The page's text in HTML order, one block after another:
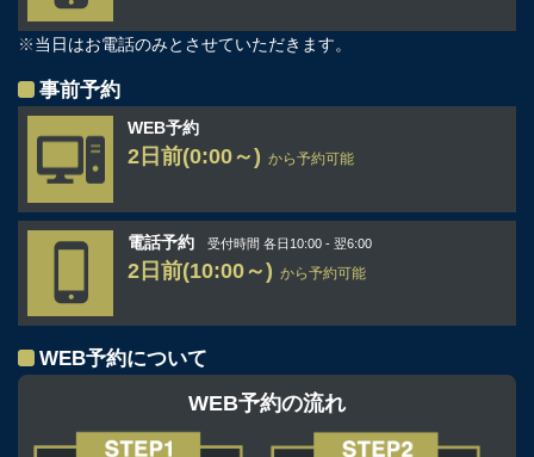
※当日はお電話のみとさせていただきます。
事前予約
WEB予約
2日前(0:00～) から予約可能
電話予約 受付時間 各日10:00 - 翌6:00
2日前(10:00～) から予約可能
WEB予約について
WEB予約の流れ